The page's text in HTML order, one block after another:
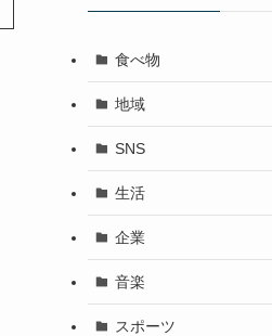
食べ物
地域
SNS
生活
企業
音楽
スポーツ